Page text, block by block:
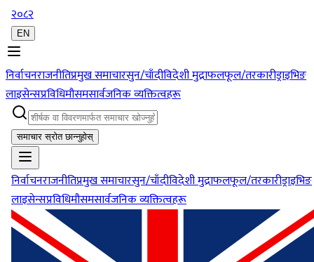
२०८२
EN
निर्वाचनराजनीतिप्रमुख समाचारसुन/चाँदीविदेशी मुद्राफलफूल/तरकारीड्राइभिङ
लाइसेन्सप्रविधिमौसमसार्वजनिक व्यक्तित्वहरू
समाचार स्रोत छान्नुहोस्
निर्वाचनराजनीतिप्रमुख समाचारसुन/चाँदीविदेशी मुद्राफलफूल/तरकारीड्राइभिङ
लाइसेन्सप्रविधिमौसमसार्वजनिक व्यक्तित्वहरू